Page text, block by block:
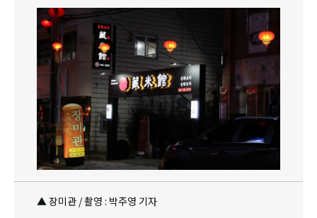
▲ 장미관 / 촬영 : 박주영 기자